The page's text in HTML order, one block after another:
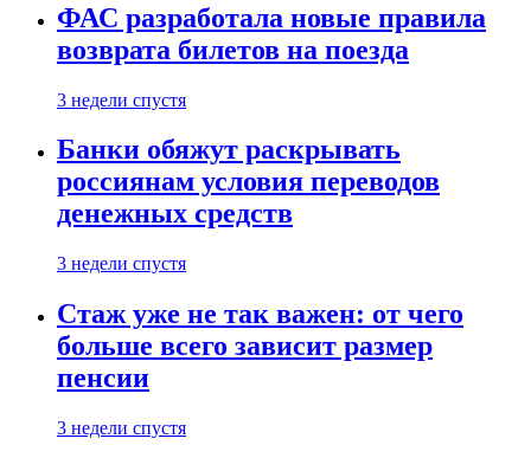
ФАС разработала новые правила
возврата билетов на поезда
3 недели спустя
Банки обяжут раскрывать
россиянам условия переводов
денежных средств
3 недели спустя
Стаж уже не так важен: от чего
больше всего зависит размер
пенсии
3 недели спустя